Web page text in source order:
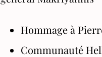
Hommage à
Communauté